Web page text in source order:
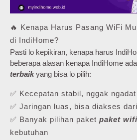
🔥 Kenapa Harus Pasang WiFi
di IndiHome?
Pasti lo kepikiran, kenapa harus
beberapa alasan kenapa IndiHome
terbaikyang bisa lo pilih:
✅ Kecepatan stabil, nggak
✅ Jaringan luas, bisa diakses
✅ Banyak pilihan paket paket
kebutuhan